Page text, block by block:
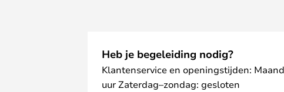
Heb je begeleiding nodig?
Klantenservice en openingstijden:
uur Zaterdag–zondag: gesloten